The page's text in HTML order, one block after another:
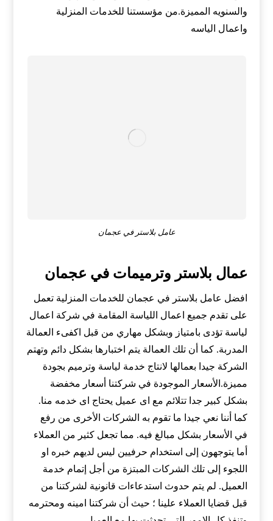
والسنويه المميزة.من مؤسستنا للخدمات المنزلية
واعمال الياسه
عامل بلاستر في عجمان
عمال بلاستر وترميمات في عجمان
افضل عامل بلاستر في عجمان للخدمات المنزلية تعمل
على تقدم جميع اعمال اللياسة المقامة في شركة اعمال
لياسة تؤدى بامتياز وبشكل مهاري من قبل اكفىء العمالة
المدربة. كما أن تلك العمالة يتم اختبارها بشكل دائم وتهتم
الشركة جيدا بعمالها لانتاج خدمة لياسة وترميم بجودة
مميزة.الأسعار الموجودة في شركتنا أسعار مخفضة
بشكل كبير جدا تتلائم مع اى عميل يحتاج اى خدمه منا.
كما أننا نعي جيدا ما تقوم به الشركات الأخرى من رفع
في الأسعار بشكل مبالغ فيه. مما تجعل كثير من العملاء
أما يتوجهون إلى استخدام حرفيين ليس لديهم خبره او
اللجوء إلى تلك الشركات المبتزة من أجل إتمام خدمة
العميل. لم يتم حدوث استدعاءات قانونية لشركتنا من
قبل قضايا العملاء علينا ؛ حيث أن شركتنا امينه ومحترمه